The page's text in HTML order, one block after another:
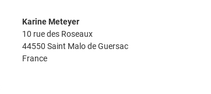
Karine Meteyer
10 rue des Roseaux
44550 Saint Malo de Guersac
France